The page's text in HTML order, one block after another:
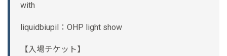
with
liquidbiupil：OHP light show
【入場チケット】